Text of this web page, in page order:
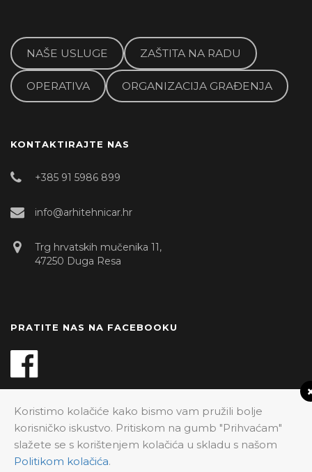
NAŠE USLUGE ZAŠTITA NA RADU
OPERATIVA ORGANIZACIJA GRAĐENJA
KONTAKTIRAJTE NAS
+385 91 5986 899
info@arhitehnicar.hr
Trg hrvatskih mučenika 11,
47250 Duga Resa
PRATITE NAS NA FACEBOOKU
Built with pride and caffeine by Aviva
Koristimo kolačiće kako bismo vam pružili bolje
korisničko iskustvo. Pritiskom na gumb "Prihvaćam"
slažete se s korištenjem kolačića u skladu s našom
Politikom kolačića.